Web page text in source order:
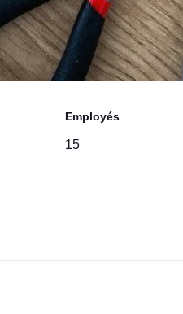
Employés
15